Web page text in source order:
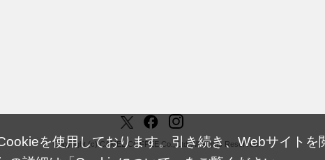
Copyright (c) CAMEL COFFEE Co., Ltd. All Rights Reserved.
を使用しております。引き続き、Webサイト